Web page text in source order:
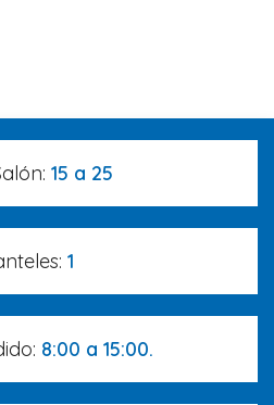
15 a 25
1
8:00 a 15:00.